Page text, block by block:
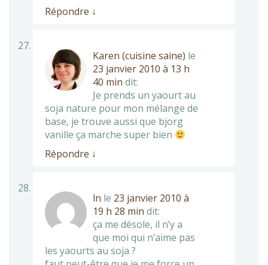
Répondre ↓
Karen (cuisine saine) le
23 janvier 2010 à 13 h
40 min dit:
Je prends un yaourt au
soja nature pour mon mélange de
base, je trouve aussi que bjorg
vanille ça marche super bien
Répondre ↓
ln le 23 janvier 2010 à
19 h 28 min dit:
ça me désole, il n’y a
que moi qui n’aime pas
les yaourts au soja ?